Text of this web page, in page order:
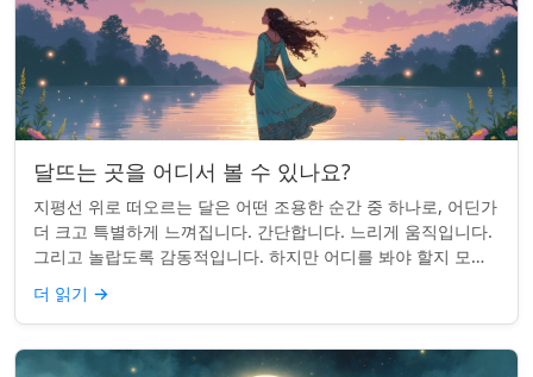
달뜨는 곳을 어디서 볼 수 있나요?
지평선 위로 떠오르는 달은 어떤 조용한 순간 중 하나로, 어딘가
더 크고 특별하게 느껴집니다. 간단합니다. 느리게 움직입니다.
그리고 놀랍도록 감동적입니다. 하지만 어디를 봐야 할지 모르
면 잡기 쉽지 않을 수 있습니...
더 읽기 →